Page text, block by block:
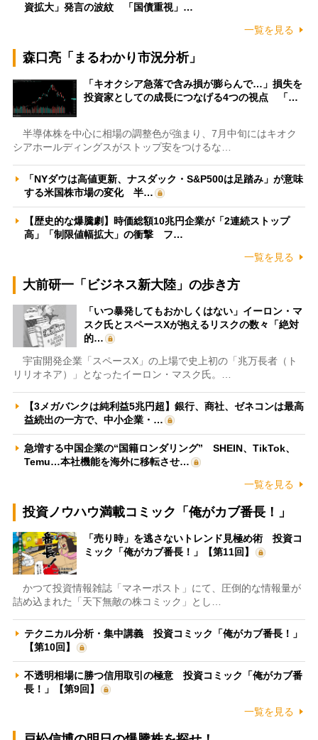
資拡大」発言の波紋 「国債重視」…
一覧を見る
森口亮「まるわかり市況分析」
「キオクシア急落で含み損が膨らんで…」損失を
投資家としての成長につなげる4つの視点 「…
半導体株を中心に相場の調整色が強まり、7月中旬にはキオク
シアホールディングスがストップ安をつけるな…
「NYダウは高値更新、ナスダック・S&P500は足踏み」が意味
する米国株市場の変化 半…
【歴史的な爆騰劇】時価総額10兆円企業が「2連続ストップ
高」「制限値幅拡大」の衝撃 フ…
一覧を見る
大前研一「ビジネス新大陸」の歩き方
「いつ暴発してもおかしくはない」イーロン・マ
スク氏とスペースXが抱えるリスクの数々「絶対
的…
宇宙開発企業「スペースX」の上場で史上初の「兆万長者（ト
リリオネア）」となったイーロン・マスク氏。…
【3メガバンクは純利益5兆円超】銀行、商社、ゼネコンは最高
益続出の一方で、中小企業・…
急増する中国企業の“国籍ロンダリング” SHEIN、TikTok、
Temu…本社機能を海外に移転させ…
一覧を見る
投資ノウハウ満載コミック「俺がカブ番長！」
「売り時」を逃さないトレンド見極め術 投資コ
ミック「俺がカブ番長！」【第11回】
かつて投資情報雑誌「マネーポスト」にて、圧倒的な情報量が
詰め込まれた「天下無敵の株コミック」とし…
テクニカル分析・集中講義 投資コミック「俺がカブ番長！」
【第10回】
不透明相場に勝つ信用取引の極意 投資コミック「俺がカブ番
長！」【第9回】
一覧を見る